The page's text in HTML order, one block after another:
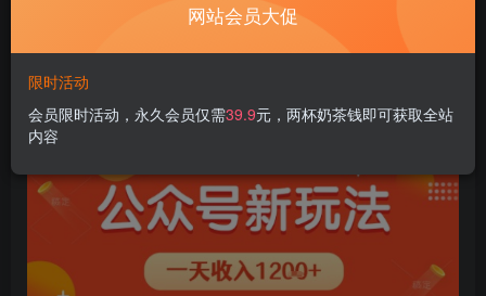
一天1.2k+，公众号流量主新玩法，操作简单容易上手
网站会员大促
限时活动
会员限时活动，永久会员仅需39.9元，两杯奶茶钱即可获取全站
内容